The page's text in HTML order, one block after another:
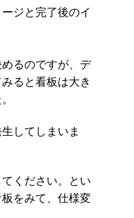
ジと完了後のイ
るのですが、デ
ると看板は大き
してしまいま
ください。とい
をみて、仕様変